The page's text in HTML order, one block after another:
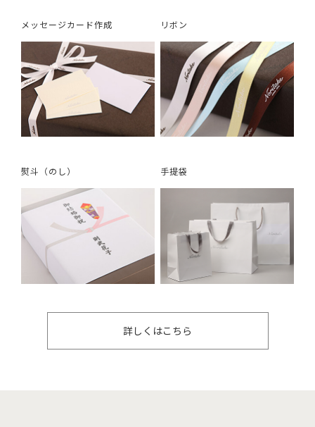
メッセージカード作成 リボン
熨斗（のし） 手提袋
詳しくはこちら